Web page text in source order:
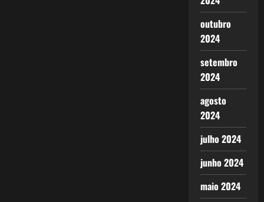
outubro
2024
setembro
2024
agosto
2024
julho 2024
junho 2024
maio 2024